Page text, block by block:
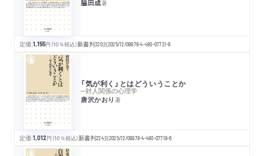
脇田成著
定価:1,155円 （10％税込）新書判320頁2025/12/08978-4-480-07721-9
「気が利く」とはどういうことか
─対人関係の心理学
唐沢かおり 著
定価:1,012円 （10％税込）新書判224頁2025/12/08978-4-480-07719-6